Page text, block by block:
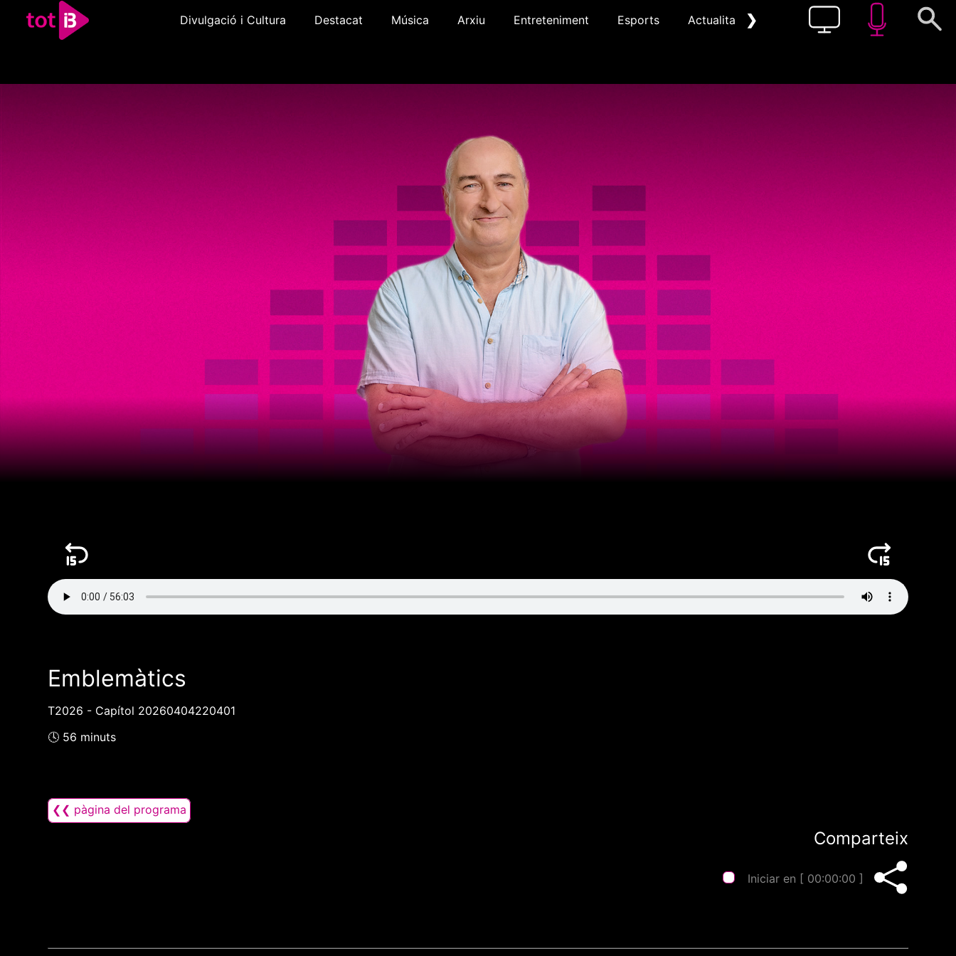
Divulgació i Cultura Destacat Música Arxiu Entreteniment Esports Actualitat Pòdcast
❯
Emblemàtics
T2026 - Capítol 20260404220401
🕓 56 minuts
❮❮ pàgina del programa
Comparteix
Iniciar en [ 00:00:00 ]